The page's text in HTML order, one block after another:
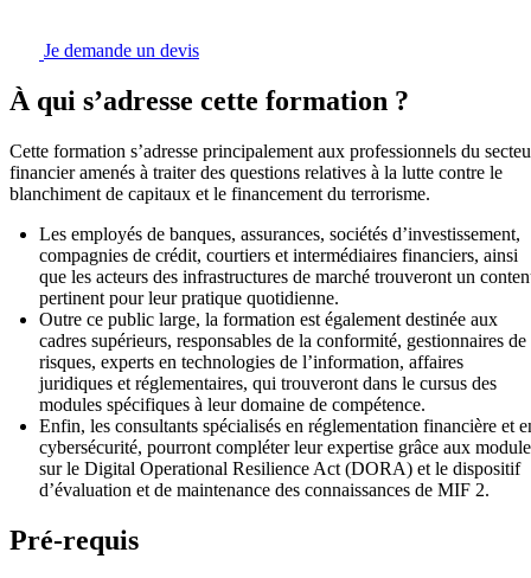
Je demande un devis
À qui s’adresse cette formation ?
Cette formation s’adresse principalement aux professionnels du
financier amenés à traiter des questions relatives à la lutte contre le
blanchiment de capitaux et le financement du terrorisme.
Les employés de banques, assurances, sociétés d’investissement,
compagnies de crédit, courtiers et intermédiaires financiers, ainsi
que les acteurs des infrastructures de marché trouveront un
pertinent pour leur pratique quotidienne.
Outre ce public large, la formation est également destinée aux
cadres supérieurs, responsables de la conformité, gestionnaires de
risques, experts en technologies de l’information, affaires
juridiques et réglementaires, qui trouveront dans le cursus des
modules spécifiques à leur domaine de compétence.
Enfin, les consultants spécialisés en réglementation financière et
cybersécurité, pourront compléter leur expertise grâce aux
sur le Digital Operational Resilience Act (DORA) et le dispositif
d’évaluation et de maintenance des connaissances de MIF 2.
Pré-requis